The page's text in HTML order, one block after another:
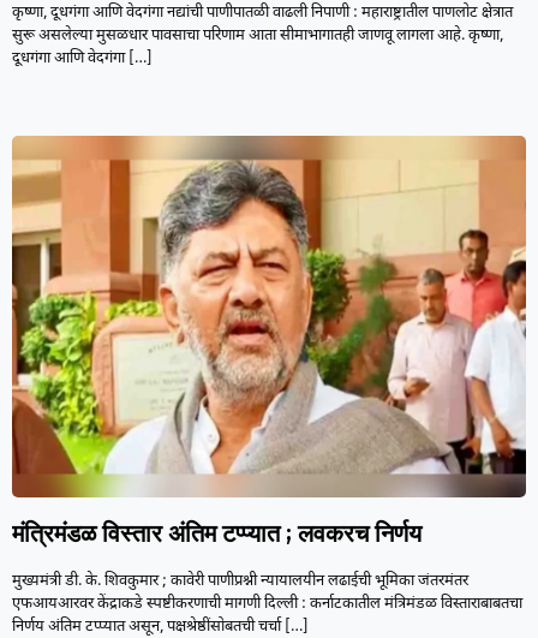
कृष्णा, दूधगंगा आणि वेदगंगा नद्यांची पाणीपातळी वाढली निपाणी : महाराष्ट्रातील पाणलोट क्षेत्रात
सुरू असलेल्या मुसळधार पावसाचा परिणाम आता सीमाभागातही जाणवू लागला आहे. कृष्णा,
दूधगंगा आणि वेदगंगा[…]
मंत्रिमंडळ विस्तार अंतिम टप्प्यात ; लवकरच निर्णय
मुख्यमंत्री डी. के. शिवकुमार ; कावेरी पाणीप्रश्नी न्यायालयीन लढाईची भूमिका जंतरमंतर
एफआयआरवर केंद्राकडे स्पष्टीकरणाची मागणी दिल्ली : कर्नाटकातील मंत्रिमंडळ विस्ताराबाबतचा
निर्णय अंतिम टप्प्यात असून, पक्षश्रेष्ठींसोबतची चर्चा[…]